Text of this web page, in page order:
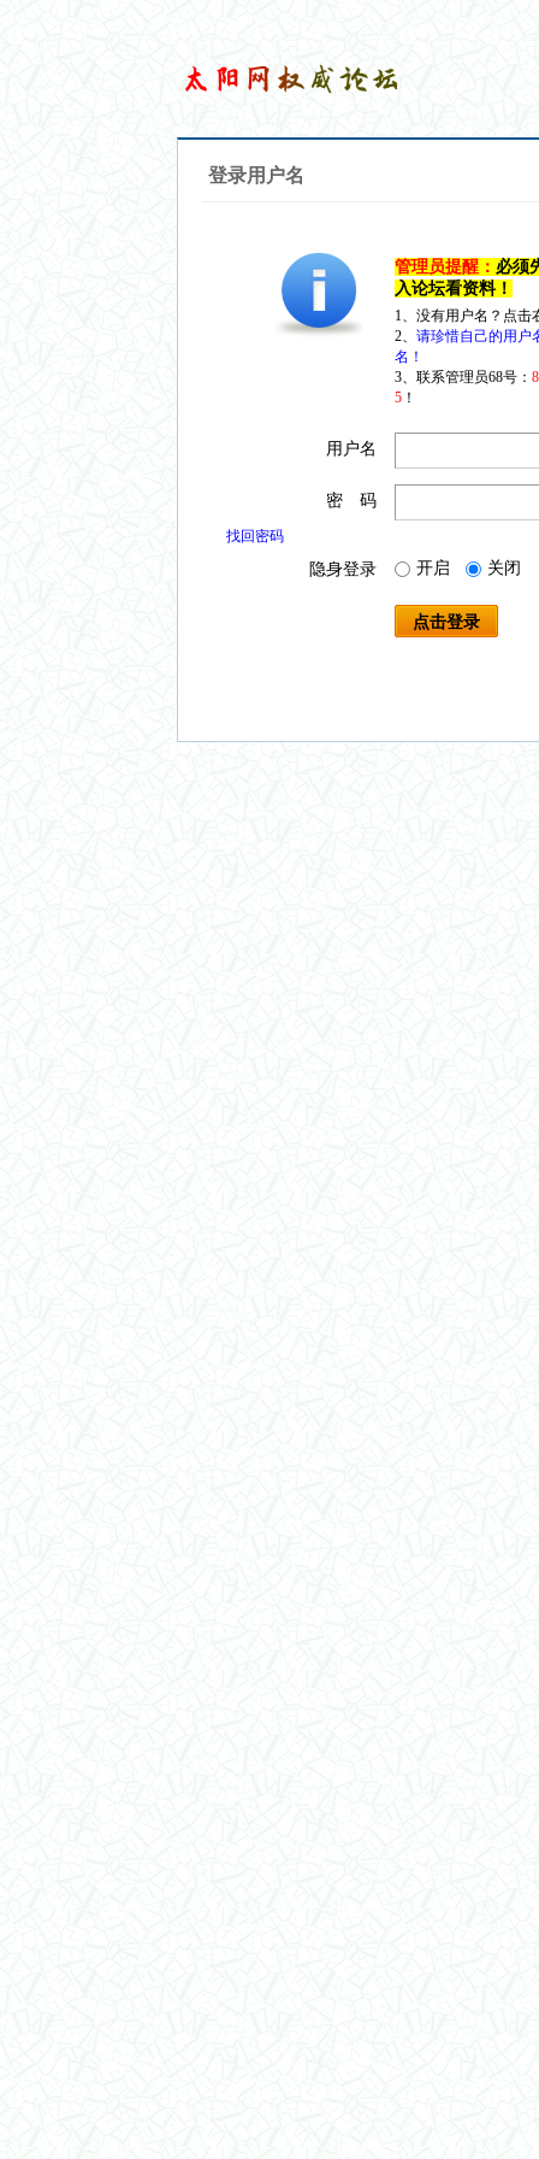
登录用户名
管理员提醒： 必须
入论坛看资料！
1、没有用户名？点
2、 请珍惜自己的用户
名！
3、联系管理员68号：
5 ！
用户名
密 码
找回密码
隐身登录 开启 关闭
点击登录